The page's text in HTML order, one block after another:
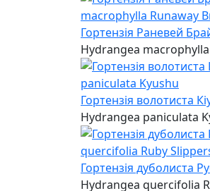
Гортензія Раневей
Hydrangea
Гортензія волотиста
Hydrangea paniculata
Гортензія дуболиста
Hydrangea quercifolia